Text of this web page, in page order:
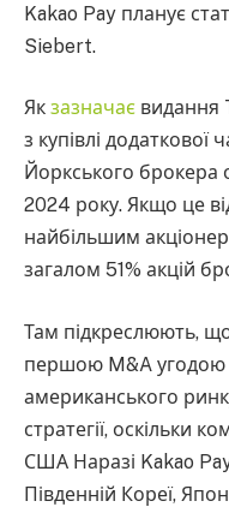
Kakao Pay планує
Siebert.
Як зазначає видання
з купівлі додаткової
Йоркського брокера
2024 року. Якщо це
найбільшим
загалом 51% акцій
Там підкреслюють,
першою M&A угодою
американського
стратегії, оскільки
США Наразі Kakao
Південній Кореї,